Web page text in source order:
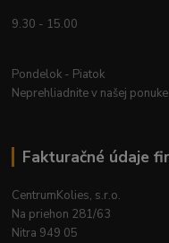
9.30 - 15.00
Pondelok - Piatok
Neprehliadnite v našej
Fakturačné údaje
CentrumKolies, s.r.o.
Na priehon 281/63
Nitra 949 05